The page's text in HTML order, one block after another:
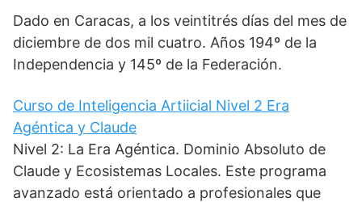
Dado en Caracas, a los veintitrés días del mes de
diciembre de dos mil cuatro. Años 194º de la
Independencia y 145º de la Federación.
Curso de Inteligencia Artiicial Nivel 2 Era
Agéntica y Claude
Nivel 2: La Era Agéntica. Dominio Absoluto de
Claude y Ecosistemas Locales. Este programa
avanzado está orientado a profesionales que